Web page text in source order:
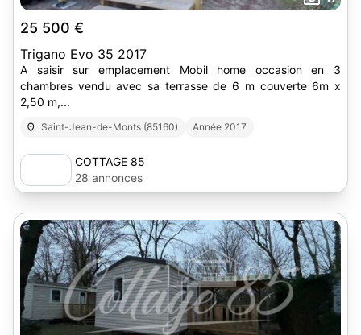
25 500 €
Trigano Evo 35 2017
A saisir sur emplacement Mobil home occasion en 3
chambres vendu avec sa terrasse de 6 m couverte 6m x
2,50 m,...
Saint-Jean-de-Monts (85160) Année 2017
COTTAGE 85
28 annonces